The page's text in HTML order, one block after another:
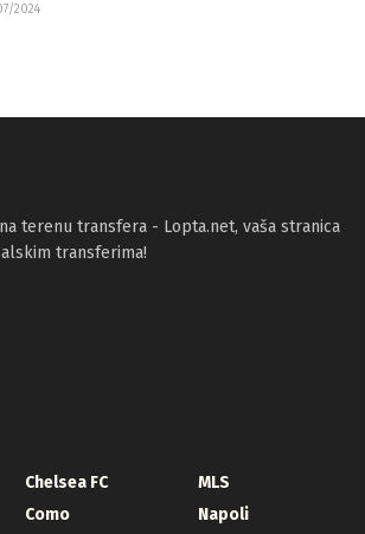
2024
terenu transfera - Lopta.net, vaša stranica
transferima!
Chelsea FC
Como
MLS
Napoli